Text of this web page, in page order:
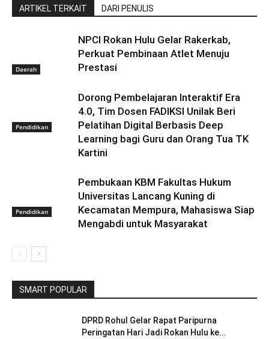
ARTIKEL TERKAIT DARI PENULIS
Daerah
NPCI Rokan Hulu Gelar Rakerkab,
Perkuat Pembinaan Atlet Menuju
Prestasi
Pendidikan
Dorong Pembelajaran Interaktif Era
4.0, Tim Dosen FADIKSI Unilak Beri
Pelatihan Digital Berbasis Deep
Learning bagi Guru dan Orang Tua TK
Kartini
Pendidikan
Pembukaan KBM Fakultas Hukum
Universitas Lancang Kuning di
Kecamatan Mempura, Mahasiswa Siap
Mengabdi untuk Masyarakat
SMART POPULAR
DPRD Rohul Gelar Rapat Paripurna
Peringatan Hari Jadi Rokan Hulu ke...